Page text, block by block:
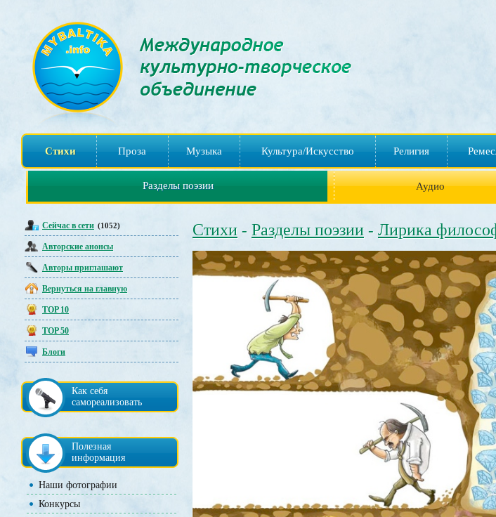
Стихи Проза Музыка Культура/Искусство Религия
Разделы поэзии Аудио
Сейчас в сети (1052)
Авторские анонсы
Авторы приглашают
Вернуться на главную
TOP 10
TOP 50
Блоги
Как себя
самореализовать
Полезная
информация
Наши фотографии
Конкурсы
Стихи - Разделы поэзии - Лирика